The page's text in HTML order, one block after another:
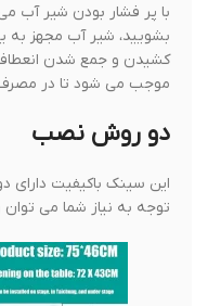
با پر فشار بودن شیر آب
بشویید، شیر آب مجهز به یک
کشیدن و جمع شدن
موجب می شود تا در مصرف آب
دو روش نصب
این سینک باکیفیت دارای دو
توجه به نیاز شما می توان